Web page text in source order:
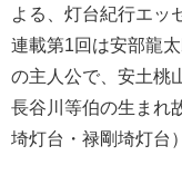
よる、灯台紀行エッ
連載第1回は安部龍
の主人公で、安土桃
長谷川等伯の生まれ
埼灯台・禄剛埼灯台